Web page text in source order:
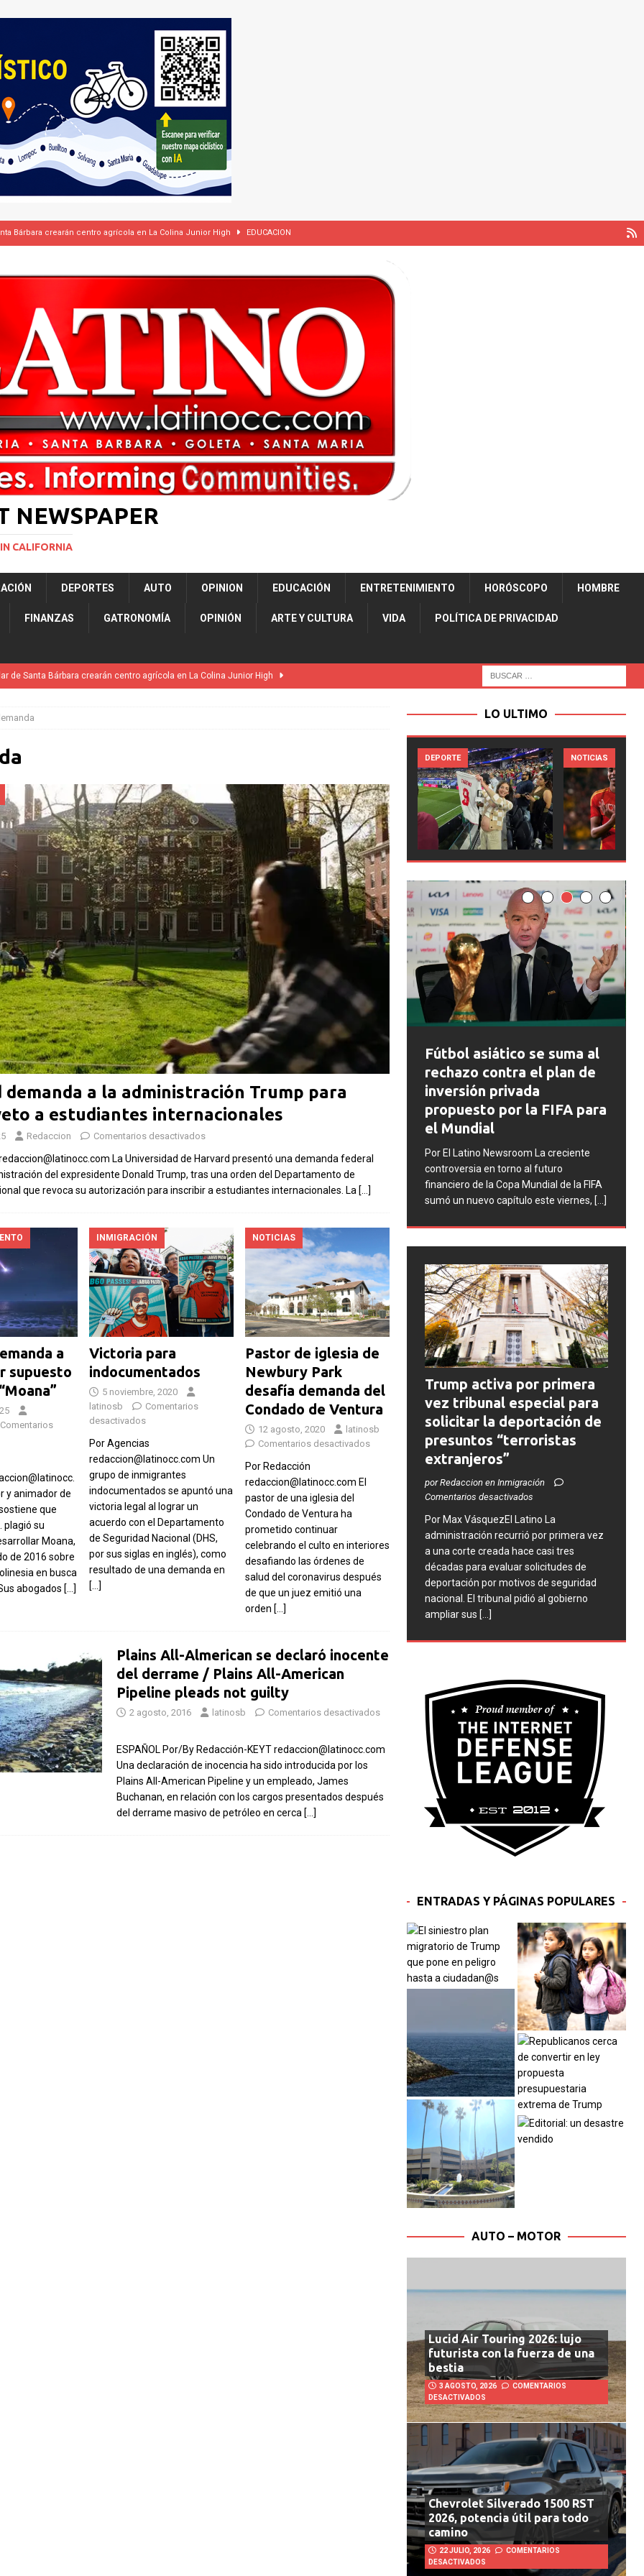
Bárbara crearán centro agrícola en La Colina Junior High EDUCACION
1 – Colombia 1 DEPORTE
a ley de Texas que permite a la policía detener a migrantes
la mayor nevada en lo que va del año en California NACIONALES
especial para solicitar la deportación de presuntos “terroristas
to Open East County Family Justice Center LOCAL
NEWSPAPER
CALIFORNIA
DEPORTES AUTO OPINION EDUCACIÓN ENTRETENIMIENTO HORÓSCOPO HOMBRE
FINANZAS GATRONOMÍA OPINIÓN ARTE Y CULTURA VIDA POLÍTICA DE PRIVACIDAD
de Santa Bárbara crearán centro agrícola en La Colina Junior High
ciudades por incumplir ley estatal de vivienda
Brasil 1 – Colombia 1
a ley de Texas que permite a la policía detener a migrantes
desatará la mayor nevada en lo que va del año en California
vez tribunal especial para solicitar la deportación de presuntos
Partner to Open East County Family Justice Center LOCAL
demanda a la administración Trump para
a estudiantes internacionales
Redaccion Comentarios desactivados
La Universidad de Harvard presentó una demanda federal
del expresidente Donald Trump, tras una orden del Departamento de
que revoca su autorización para inscribir a estudiantes internacionales. La […]
a
supuesto
Comentarios
y animador de
que
plagió su
Moana,
de 2016 sobre
en busca
abogados […]
INMIGRACIÓN
Victoria para
indocumentados
5 noviembre, 2020
latinosb
Comentarios
desactivados
Por Agencias
redaccion@latinocc.com Un
grupo de inmigrantes
indocumentados se apuntó una
victoria legal al lograr un
acuerdo con el Departamento
de Seguridad Nacional (DHS,
por sus siglas en inglés), como
resultado de una demanda en
[…]
NOTICIAS
Pastor de iglesia de
Newbury Park
desafía demanda del
Condado de Ventura
12 agosto, 2020
latinosb
Comentarios desactivados
Por Redacción
redaccion@latinocc.com El
pastor de una iglesia del
Condado de Ventura ha
prometido continuar
celebrando el culto en interiores
desafiando las órdenes de
salud del coronavirus después
de que un juez emitió una
orden […]
Plains All-Almerican se declaró inocente
del derrame / Plains All-American
Pipeline pleads not guilty
2 agosto, 2016 latinosb Comentarios desactivados
ESPAÑOL Por/By Redacción-KEYT redaccion@latinocc.com
Una declaración de inocencia ha sido introducida por los
Plains All-American Pipeline y un empleado, James
Buchanan, en relación con los cargos presentados después
del derrame masivo de petróleo en cerca […]
LO ULTIMO
MUNDIAL / WC 2026 NOTICIAS NOTICIAS
Las Islas Malvinas y el
deporte: una historia de
identidad, memoria y
pasión nacional
Por El Latino Newsroom El deporte ha
sido, a lo largo de la historia, mucho más
que una competencia entre equipos o
atletas. En numerosas
Fútbol asiático se suma al
rechazo contra el plan de
inversión privada
propuesto por la FIFA para
Por El Latino Newsroom La creciente
controversia en torno al futuro
financiero de la Copa Mundial de la FIFA
FIFA abre expedientes
disciplinarios contra
Argentina tras los
incidentes en la final del
Mundial 2026
Por El Latino Newsroom La FIFA inició
una serie de procesos disciplinarios
contra la Asociación del Fútbol
Argentino (AFA), cuatro integrantes de
Trump activa por primera
vez tribunal especial para
solicitar la deportación de
presuntos “terroristas
extranjeros”
por Redaccion en Inmigración
Comentarios desactivados
Por Max VásquezEl Latino La
administración recurrió por primera vez
a una corte creada hace casi tres
décadas para evaluar solicitudes de
deportación por motivos de seguridad
nacional. El tribunal pidió al gobierno
ampliar sus [...]
ENTRADAS Y PÁGINAS POPULARES
AUTO – MOTOR
Lucid Air Touring 2026: lujo
futurista con la fuerza de una
bestia
3 AGOSTO, 2026
COMENTARIOS
DESACTIVADOS
Chevrolet Silverado 1500 RST
2026, potencia útil para todo
camino
22 JULIO, 2026
COMENTARIOS
DESACTIVADOS